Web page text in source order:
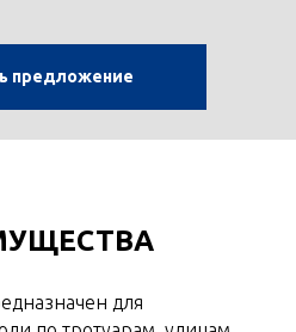
предложение
для